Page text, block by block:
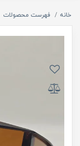
خانه فهرست محصولات